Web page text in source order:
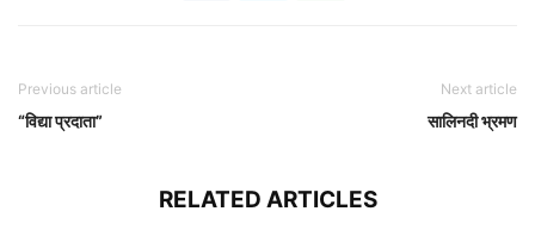
Previous article
“विद्या प्रदाता”
Next article
सालिनदी भ्रमण
RELATED ARTICLES